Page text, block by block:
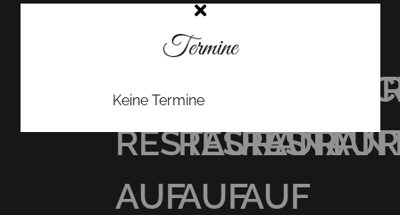
UHRMACHER’S
RESTAURANT
AUFAUFAUF
Termine
Keine Termine